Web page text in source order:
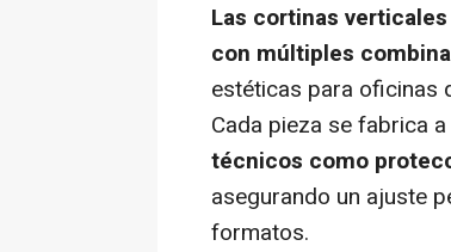
Las cortinas
con múltiples
estéticas para oficinas
Cada pieza se fabrica
técnicos como
asegurando un ajuste
formatos.